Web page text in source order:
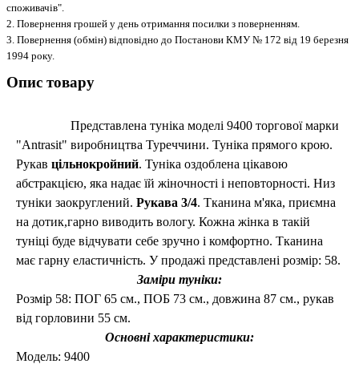
споживачів".
2. Повернення грошей у день отримання посилки з поверненням.
3. Повернення (обмін) відповідно до Постанови КМУ № 172 від 19 березня
1994 року.
Опис товару
Представлена туніка моделі 9400 торгової марки
"Antrasit" виробництва Туреччини. Туніка прямого крою.
Рукав цільнокройний. Туніка оздоблена цікавою
абстракцією, яка надає їй жіночності і неповторності. Низ
туніки заокруглений. Рукава 3/4. Тканина м'яка, приємна
на дотик,гарно виводить вологу. Кожна жінка в такій
туніці буде відчувати себе зручно і комфортно. Тканина
має гарну еластичність. У продажі представлені розмір: 58.
Заміри туніки:
Розмір 58: ПОГ 65 см., ПОБ 73 см., довжина 87 см., рукав
від горловини 55 см.
Основні характеристики:
Модель: 9400